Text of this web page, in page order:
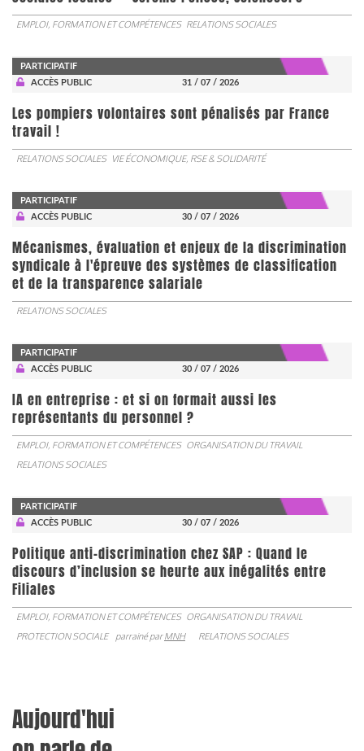
EMPLOI, FORMATION ET COMPÉTENCES RELATIONS SOCIALES
PARTICIPATIF
ACCÈS PUBLIC
31 / 07 / 2026
Les pompiers volontaires sont pénalisés par France
travail !
RELATIONS SOCIALES VIE ÉCONOMIQUE, RSE & SOLIDARITÉ
PARTICIPATIF
ACCÈS PUBLIC
30 / 07 / 2026
Mécanismes, évaluation et enjeux de la discrimination
syndicale à l'épreuve des systèmes de classification
et de la transparence salariale
RELATIONS SOCIALES
PARTICIPATIF
ACCÈS PUBLIC
30 / 07 / 2026
IA en entreprise : et si on formait aussi les
représentants du personnel ?
EMPLOI, FORMATION ET COMPÉTENCES ORGANISATION DU TRAVAIL
RELATIONS SOCIALES
PARTICIPATIF
ACCÈS PUBLIC
30 / 07 / 2026
Politique anti-discrimination chez SAP : Quand le
discours d’inclusion se heurte aux inégalités entre
Filiales
EMPLOI, FORMATION ET COMPÉTENCES ORGANISATION DU TRAVAIL
PROTECTION SOCIALE
parrainé parMNH RELATIONS SOCIALES
Aujourd'hui